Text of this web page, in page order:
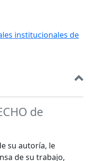
institucionales de
de
su autoría, le
de su trabajo,